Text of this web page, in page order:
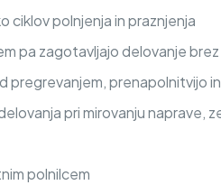
ciklov polnjenja in praznjenja
pa zagotavljajo delovanje
prenapolnitvijo
pri mirovanju naprave,
polnilcem